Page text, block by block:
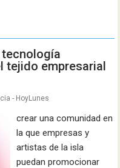
tecnología
tejido empresarial
- HoyLunes
crear una comunidad en
la que empresas y
artistas de la isla
puedan promocionar